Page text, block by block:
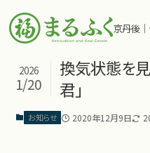
京丹後
換気状態を見
君」
2026
1/20
お知らせ 2020年12月9日